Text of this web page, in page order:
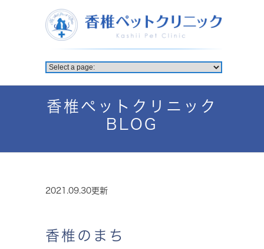
香椎ペットクリニック
BLOG
2021.09.30更新
香椎のまち